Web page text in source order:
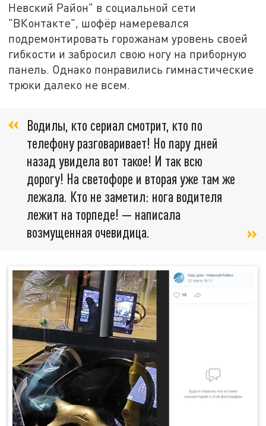
Невский Район" в социальной сети
"ВКонтакте", шофёр намеревался
подремонтировать горожанам уровень своей
гибкости и забросил свою ногу на приборную
панель. Однако понравились гимнастические
трюки далеко не всем.
Водилы, кто сериал смотрит, кто по
телефону разговаривает! Но пару дней
назад увидела вот такое! И так всю
дорогу! На светофоре и вторая уже там же
лежала. Кто не заметил: нога водителя
лежит на торпеде! — написала
возмущенная очевидица.